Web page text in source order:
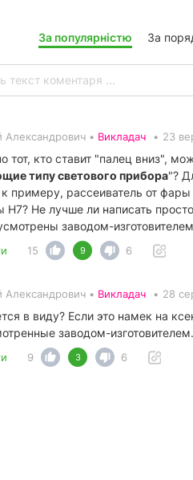
За популярністю За
Александрович • Викладач • 23
тот, кто ставит "палец вниз",
типу светового прибора"?
к примеру, рассеиватель от
Н7? Не лучше ли написать
заводом-
15 9 6
Александрович • Викладач • 28
в виду? Если это намек на
заводом-изготовителем.
9 3 6